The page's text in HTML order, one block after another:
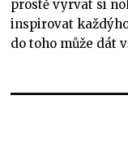
prostě vyrvat si
inspirovat
do toho může dát